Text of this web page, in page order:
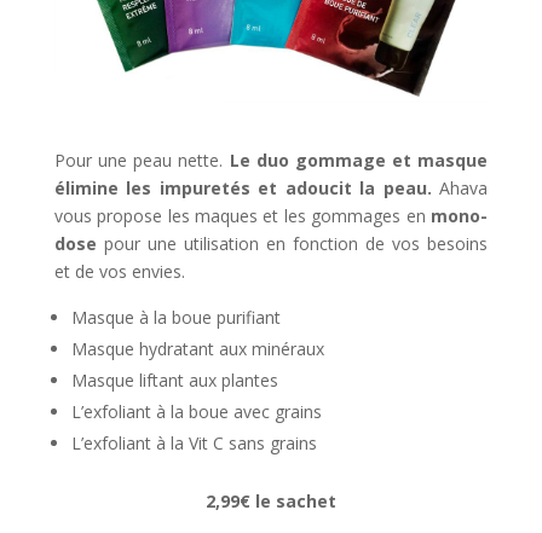
Pour une peau nette. Le duo gommage et masque
élimine les impuretés et adoucit la peau. Ahava
vous propose les maques et les gommages en mono-
dose pour une utilisation en fonction de vos besoins
et de vos envies.
Masque à la boue purifiant
Masque hydratant aux minéraux
Masque liftant aux plantes
L’exfoliant à la boue avec grains
L’exfoliant à la Vit C sans grains
2,99€ le sachet